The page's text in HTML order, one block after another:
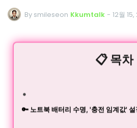
By smileseon Kkumtalk - 12월
📋 목차
🔑 노트북 배터리 수명, '충전 임계값'